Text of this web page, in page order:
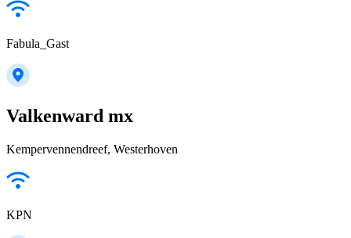
Fabula_Gast
Valkenward mx
Kempervennendreef, Westerhoven
KPN